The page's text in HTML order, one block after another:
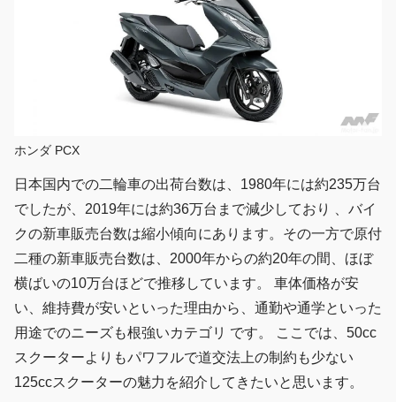
ホンダ PCX
日本国内での二輪車の出荷台数は、1980年には約235万台
でしたが、2019年には約36万台まで減少しており 、バイ
クの新車販売台数は縮小傾向にあります。その一方で原付
二種の新車販売台数は、2000年からの約20年の間、ほぼ
横ばいの10万台ほどで推移しています。 車体価格が安
い、維持費が安いといった理由から、通勤や通学といった
用途でのニーズも根強いカテゴリ です。 ここでは、50cc
スクーターよりもパワフルで道交法上の制約も少ない
125ccスクーターの魅力を紹介してきたいと思います。